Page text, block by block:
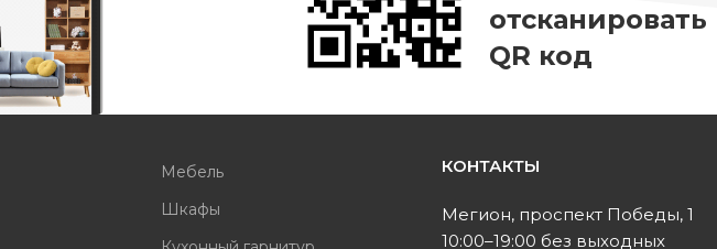
отсканировать
QR код
Мебель
Шкафы
КОНТАКТЫ
Мегион, проспект Победы, 1
10:00–19:00 без выходных